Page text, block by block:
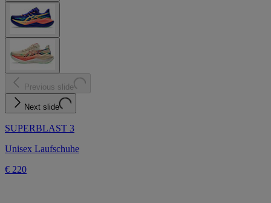
Previous slide
Next slide
SUPERBLAST 3
Unisex Laufschuhe
€ 220